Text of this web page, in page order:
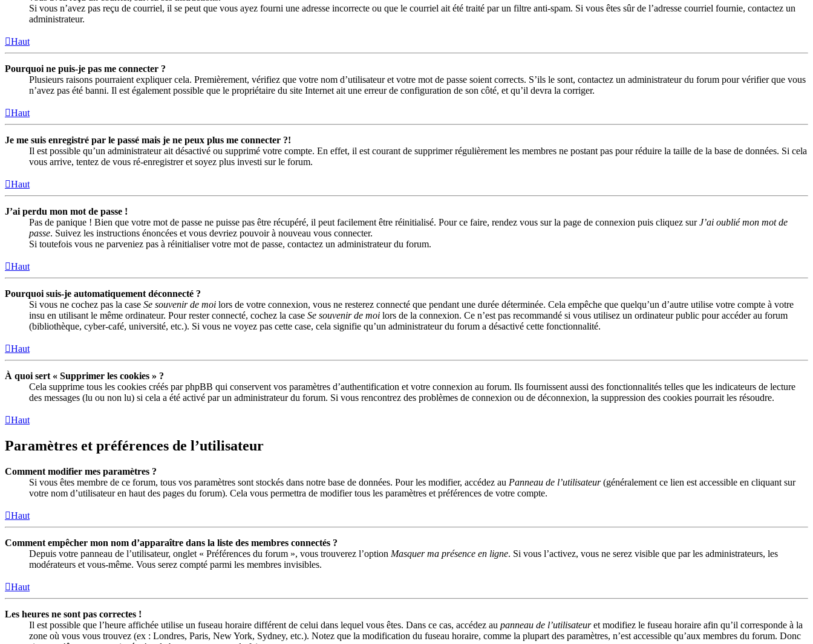
Si vous n’avez pas reçu de courriel, il se peut que vous ayez fourni une adresse incorrecte ou que le courriel ait été traité par un filtre anti-spam. Si vous êtes sûr de l’adresse courriel fournie, contactez un
administrateur.
Haut
Pourquoi ne puis-je pas me connecter ?
Plusieurs raisons pourraient expliquer cela. Premièrement, vérifiez que votre nom d’utilisateur et votre mot de passe soient corrects. S’ils le sont, contactez un administrateur du forum pour vérifier que vous
n’avez pas été banni. Il est également possible que le propriétaire du site Internet ait une erreur de configuration de son côté, et qu’il devra la corriger.
Haut
Je me suis enregistré par le passé mais je ne peux plus me connecter ?!
Il est possible qu’un administrateur ait désactivé ou supprimé votre compte. En effet, il est courant de supprimer régulièrement les membres ne postant pas pour réduire la taille de la base de données. Si cela
vous arrive, tentez de vous ré-enregistrer et soyez plus investi sur le forum.
Haut
J’ai perdu mon mot de passe !
Pas de panique ! Bien que votre mot de passe ne puisse pas être récupéré, il peut facilement être réinitialisé. Pour ce faire, rendez vous sur la page de connexion puis cliquez surJ’ai oublié mon mot de
passe. Suivez les instructions énoncées et vous devriez pouvoir à nouveau vous connecter.
Si toutefois vous ne parveniez pas à réinitialiser votre mot de passe, contactez un administrateur du forum.
Haut
Pourquoi suis-je automatiquement déconnecté ?
Si vous ne cochez pas la case Se souvenir de moi lors de votre connexion, vous ne resterez connecté que pendant une durée déterminée. Cela empêche que quelqu’un d’autre utilise votre compte à votre
insu en utilisant le même ordinateur. Pour rester connecté, cochez la case Se souvenir de moi lors de la connexion. Ce n’est pas recommandé si vous utilisez un ordinateur public pour accéder au forum
(bibliothèque, cyber-café, université, etc.). Si vous ne voyez pas cette case, cela signifie qu’un administrateur du forum a désactivé cette fonctionnalité.
Haut
À quoi sert « Supprimer les cookies » ?
Cela supprime tous les cookies créés par phpBB qui conservent vos paramètres d’authentification et votre connexion au forum. Ils fournissent aussi des fonctionnalités telles que les indicateurs de lecture
des messages (lu ou non lu) si cela a été activé par un administrateur du forum. Si vous rencontrez des problèmes de connexion ou de déconnexion, la suppression des cookies pourrait les résoudre.
Haut
Paramètres et préférences de l’utilisateur
Comment modifier mes paramètres ?
Si vous êtes membre de ce forum, tous vos paramètres sont stockés dans notre base de données. Pour les modifier, accédez au Panneau de l’utilisateur(généralement ce lien est accessible en cliquant sur
votre nom d’utilisateur en haut des pages du forum). Cela vous permettra de modifier tous les paramètres et préférences de votre compte.
Haut
Comment empêcher mon nom d’apparaître dans la liste des membres connectés ?
Depuis votre panneau de l’utilisateur, onglet « Préférences du forum », vous trouverez l’option Masquer ma présence en ligne. Si vous l’activez, vous ne serez visible que par les administrateurs, les
modérateurs et vous-même. Vous serez compté parmi les membres invisibles.
Haut
Les heures ne sont pas correctes !
Il est possible que l’heure affichée utilise un fuseau horaire différent de celui dans lequel vous êtes. Dans ce cas, accédez au panneau de l’utilisateuret modifiez le fuseau horaire afin qu’il corresponde à la
zone où vous vous trouvez (ex : Londres, Paris, New York, Sydney, etc.). Notez que la modification du fuseau horaire, comme la plupart des paramètres, n’est accessible qu’aux membres du forum. Donc